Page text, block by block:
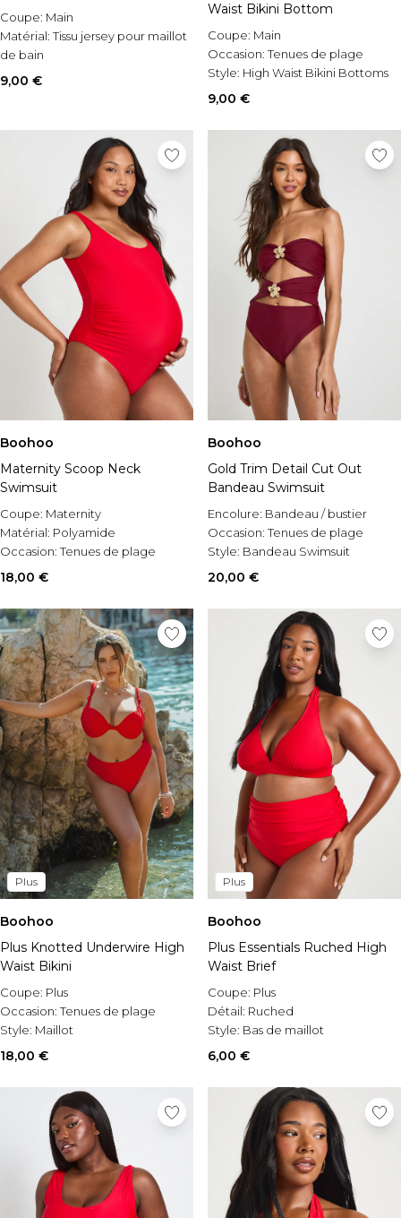
Coupe: Main
Matérial:Tissu jersey pour maillot
de bain
Style: Plunge Bikini Top
9,00 €
Waist Bikini Bottom
Coupe: Main
Occasion:Tenues de plage
Style: High Waist Bikini Bottoms
9,00 €
Boohoo
Maternity Scoop Neck
Swimsuit
Coupe: Maternity
Matérial: Polyamide
Occasion:Tenues de plage
18,00 €
Boohoo
Gold Trim Detail Cut Out
Bandeau Swimsuit
Encolure: Bandeau / bustier
Occasion:Tenues de plage
Style: Bandeau Swimsuit
20,00 €
Plus
Boohoo
Plus Knotted Underwire High
Waist Bikini
Coupe: Plus
Occasion:Tenues de plage
Style: Maillot
18,00 €
Plus
Boohoo
Plus Essentials Ruched High
Waist Brief
Coupe: Plus
Détail: Ruched
Style: Bas de maillot
6,00 €